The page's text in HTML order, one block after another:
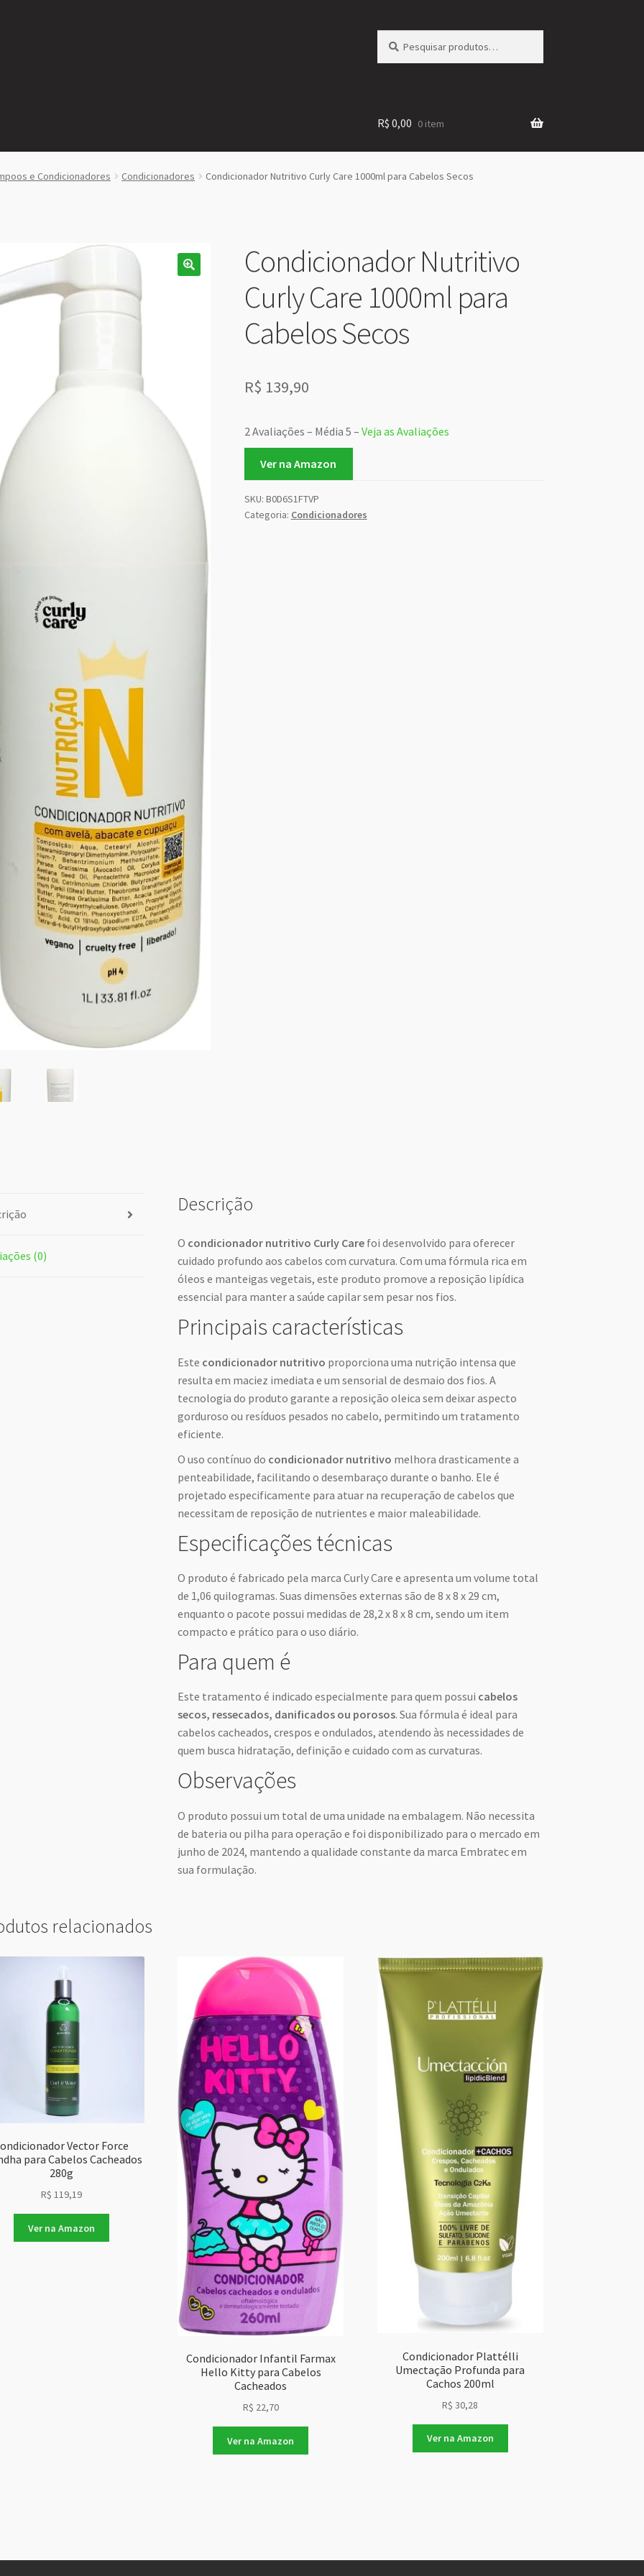
por:
R$ 0,00 0 item
e Condicionadores Condicionadores Condicionador Nutritivo Curly Care 1000ml para Cabelos Secos
Condicionador Nutritivo
Curly Care 1000ml para
Cabelos Secos
R$ 139,90
2 Avaliações – Média 5 – Veja as Avaliações
Ver na Amazon
SKU: B0D6S1FTVP
Categoria: Condicionadores
(0)
Descrição
O condicionador nutritivo Curly Care foi desenvolvido para oferecer
cuidado profundo aos cabelos com curvatura. Com uma fórmula rica em
óleos e manteigas vegetais, este produto promove a reposição lipídica
essencial para manter a saúde capilar sem pesar nos fios.
Principais características
Este condicionador nutritivo proporciona uma nutrição intensa que
resulta em maciez imediata e um sensorial de desmaio dos fios. A
tecnologia do produto garante a reposição oleica sem deixar aspecto
gorduroso ou resíduos pesados no cabelo, permitindo um tratamento
eficiente.
O uso contínuo do condicionador nutritivo melhora drasticamente a
penteabilidade, facilitando o desembaraço durante o banho. Ele é
projetado especificamente para atuar na recuperação de cabelos que
necessitam de reposição de nutrientes e maior maleabilidade.
Especificações técnicas
O produto é fabricado pela marca Curly Care e apresenta um volume total
de 1,06 quilogramas. Suas dimensões externas são de 8 x 8 x 29 cm,
enquanto o pacote possui medidas de 28,2 x 8 x 8 cm, sendo um item
compacto e prático para o uso diário.
Para quem é
Este tratamento é indicado especialmente para quem possui cabelos
secos, ressecados, danificados ou porosos. Sua fórmula é ideal para
cabelos cacheados, crespos e ondulados, atendendo às necessidades de
quem busca hidratação, definição e cuidado com as curvaturas.
Observações
O produto possui um total de uma unidade na embalagem. Não necessita
de bateria ou pilha para operação e foi disponibilizado para o mercado em
junho de 2024, mantendo a qualidade constante da marca Embratec em
sua formulação.
relacionados
Vector Force
para Cabelos Cacheados
280g
R$ 119,19
Ver na Amazon
Condicionador Infantil Farmax
Hello Kitty para Cabelos
Cacheados
R$ 22,70
Ver na Amazon
Condicionador Plattélli
Umectação Profunda para
Cachos 200ml
R$ 30,28
Ver na Amazon